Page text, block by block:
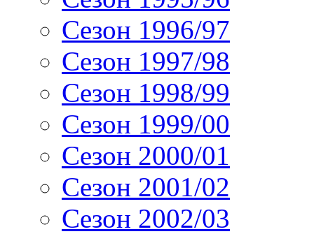
Сезон 1996/97
Сезон 1997/98
Сезон 1998/99
Сезон 1999/00
Сезон 2000/01
Сезон 2001/02
Сезон 2002/03